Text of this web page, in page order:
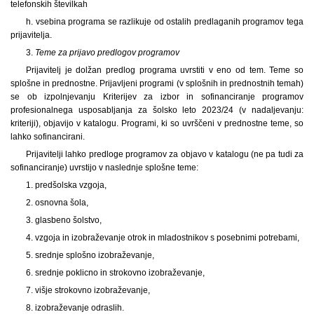
telefonskih številkah
h. vsebina programa se razlikuje od ostalih predlaganih programov tega
prijavitelja.
3. Teme za prijavo predlogov programov
Prijavitelj je dolžan predlog programa uvrstiti v eno od tem. Teme so
splošne in prednostne. Prijavljeni programi (v splošnih in prednostnih temah)
se ob izpolnjevanju Kriterijev za izbor in sofinanciranje programov
profesionalnega usposabljanja za šolsko leto 2023/24 (v nadaljevanju:
kriteriji), objavijo v katalogu. Programi, ki so uvrščeni v prednostne teme, so
lahko sofinancirani.
Prijavitelji lahko predloge programov za objavo v katalogu (ne pa tudi za
sofinanciranje) uvrstijo v naslednje splošne teme:
1. predšolska vzgoja,
2. osnovna šola,
3. glasbeno šolstvo,
4. vzgoja in izobraževanje otrok in mladostnikov s posebnimi potrebami,
5. srednje splošno izobraževanje,
6. srednje poklicno in strokovno izobraževanje,
7. višje strokovno izobraževanje,
8. izobraževanje odraslih.